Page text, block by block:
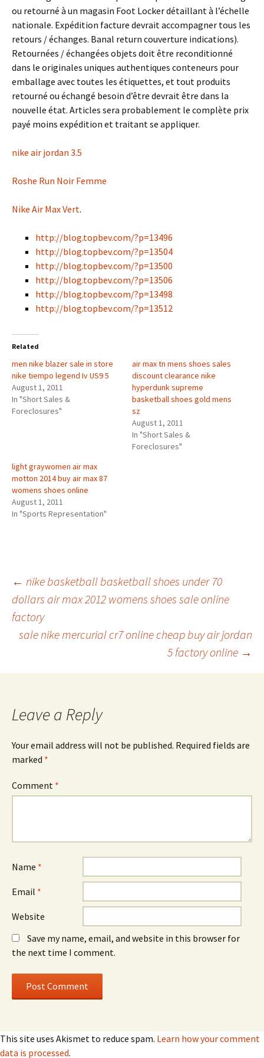
ou retourné à un magasin Foot Locker détaillant à l’échelle
nationale. Expédition facture devrait accompagner tous les
retours / échanges. Banal return couverture indications).
Retournées / échangées objets doit être reconditionné
dans le originales uniques authentiques conteneurs pour
emballage avec toutes les étiquettes, et tout produits
retourné ou échangé besoin d’être devrait être dans la
nouvelle état. Articles sera probablement le complète prix
payé moins expédition et traitant se appliquer.
nike air jordan 3.5
Roshe Run Noir Femme
Nike Air Max Vert.
http://blog.topbev.com/?p=13496
http://blog.topbev.com/?p=13504
http://blog.topbev.com/?p=13500
http://blog.topbev.com/?p=13506
http://blog.topbev.com/?p=13498
http://blog.topbev.com/?p=13512
Related
men nike blazer sale in store
nike tiempo legend Iv US9 5
August 1, 2011
In "Short Sales &
Foreclosures"
air max tn mens shoes sales
discount clearance nike
hyperdunk supreme
basketball shoes gold mens
sz
August 1, 2011
In "Short Sales &
Foreclosures"
light graywomen air max
motton 2014 buy air max 87
womens shoes online
August 1, 2011
In "Sports Representation"
Post
navigation
← nike basketball basketball shoes under 70
dollars air max 2012 womens shoes sale online
factory
sale nike mercurial cr7 online cheap buy air jordan
5 factory online →
Leave a Reply
Your email address will not be published. Required fields are
marked *
Comment *
Name *
Email *
Website
Save my name, email, and website in this browser for
the next time I comment.
This site uses Akismet to reduce spam. Learn how your comment
data is processed.